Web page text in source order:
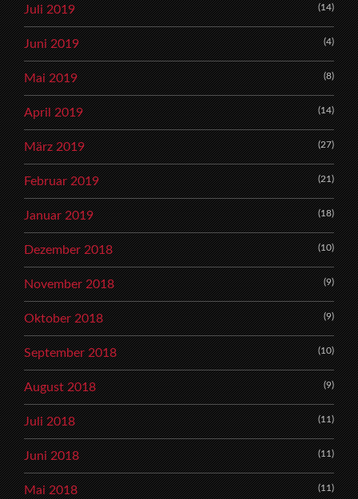
Juli 2019 (14)
Juni 2019 (4)
Mai 2019 (8)
April 2019 (14)
März 2019 (27)
Februar 2019 (21)
Januar 2019 (18)
Dezember 2018 (10)
November 2018 (9)
Oktober 2018 (9)
September 2018 (10)
August 2018 (9)
Juli 2018 (11)
Juni 2018 (11)
Mai 2018 (11)